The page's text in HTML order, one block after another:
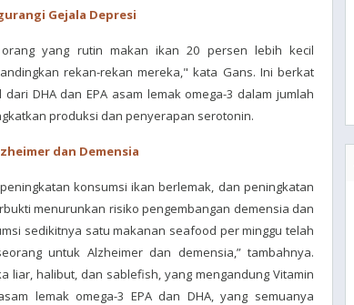
Gejala Depresi
yang rutin makan ikan 20 persen lebih kecil
rekan-rekan mereka," kata Gans. Ini berkat
DHA dan EPA asam lemak omega-3 dalam jumlah
produksi dan penyerapan serotonin.
dan Demensia
konsumsi ikan berlemak, dan peningkatan
menurunkan risiko pengembangan demensia dan
sedikitnya satu makanan seafood per minggu telah
untuk Alzheimer dan demensia,” tambahnya.
liar, halibut, dan sablefish, yang mengandung Vitamin
lemak omega-3 EPA dan DHA, yang semuanya